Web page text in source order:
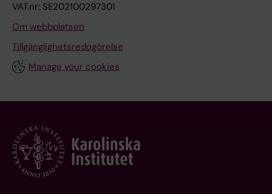
VAT.nr: SE202100297301
Om webbplatsen
Tillgänglighetsredogörelse
Manage your cookies